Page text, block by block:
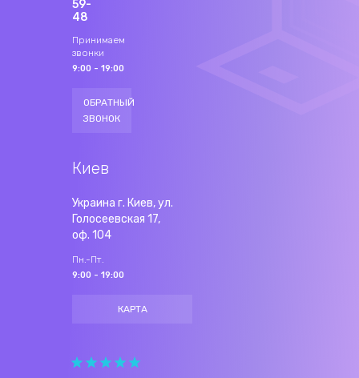
59-
48
Принимаем
звонки
9:00 - 19:00
ОБРАТНЫЙ
ЗВОНОК
Киев
Украина г. Киев, ул.
Голосеевская 17,
оф. 104
Пн.-Пт.
9:00 - 19:00
КАРТА